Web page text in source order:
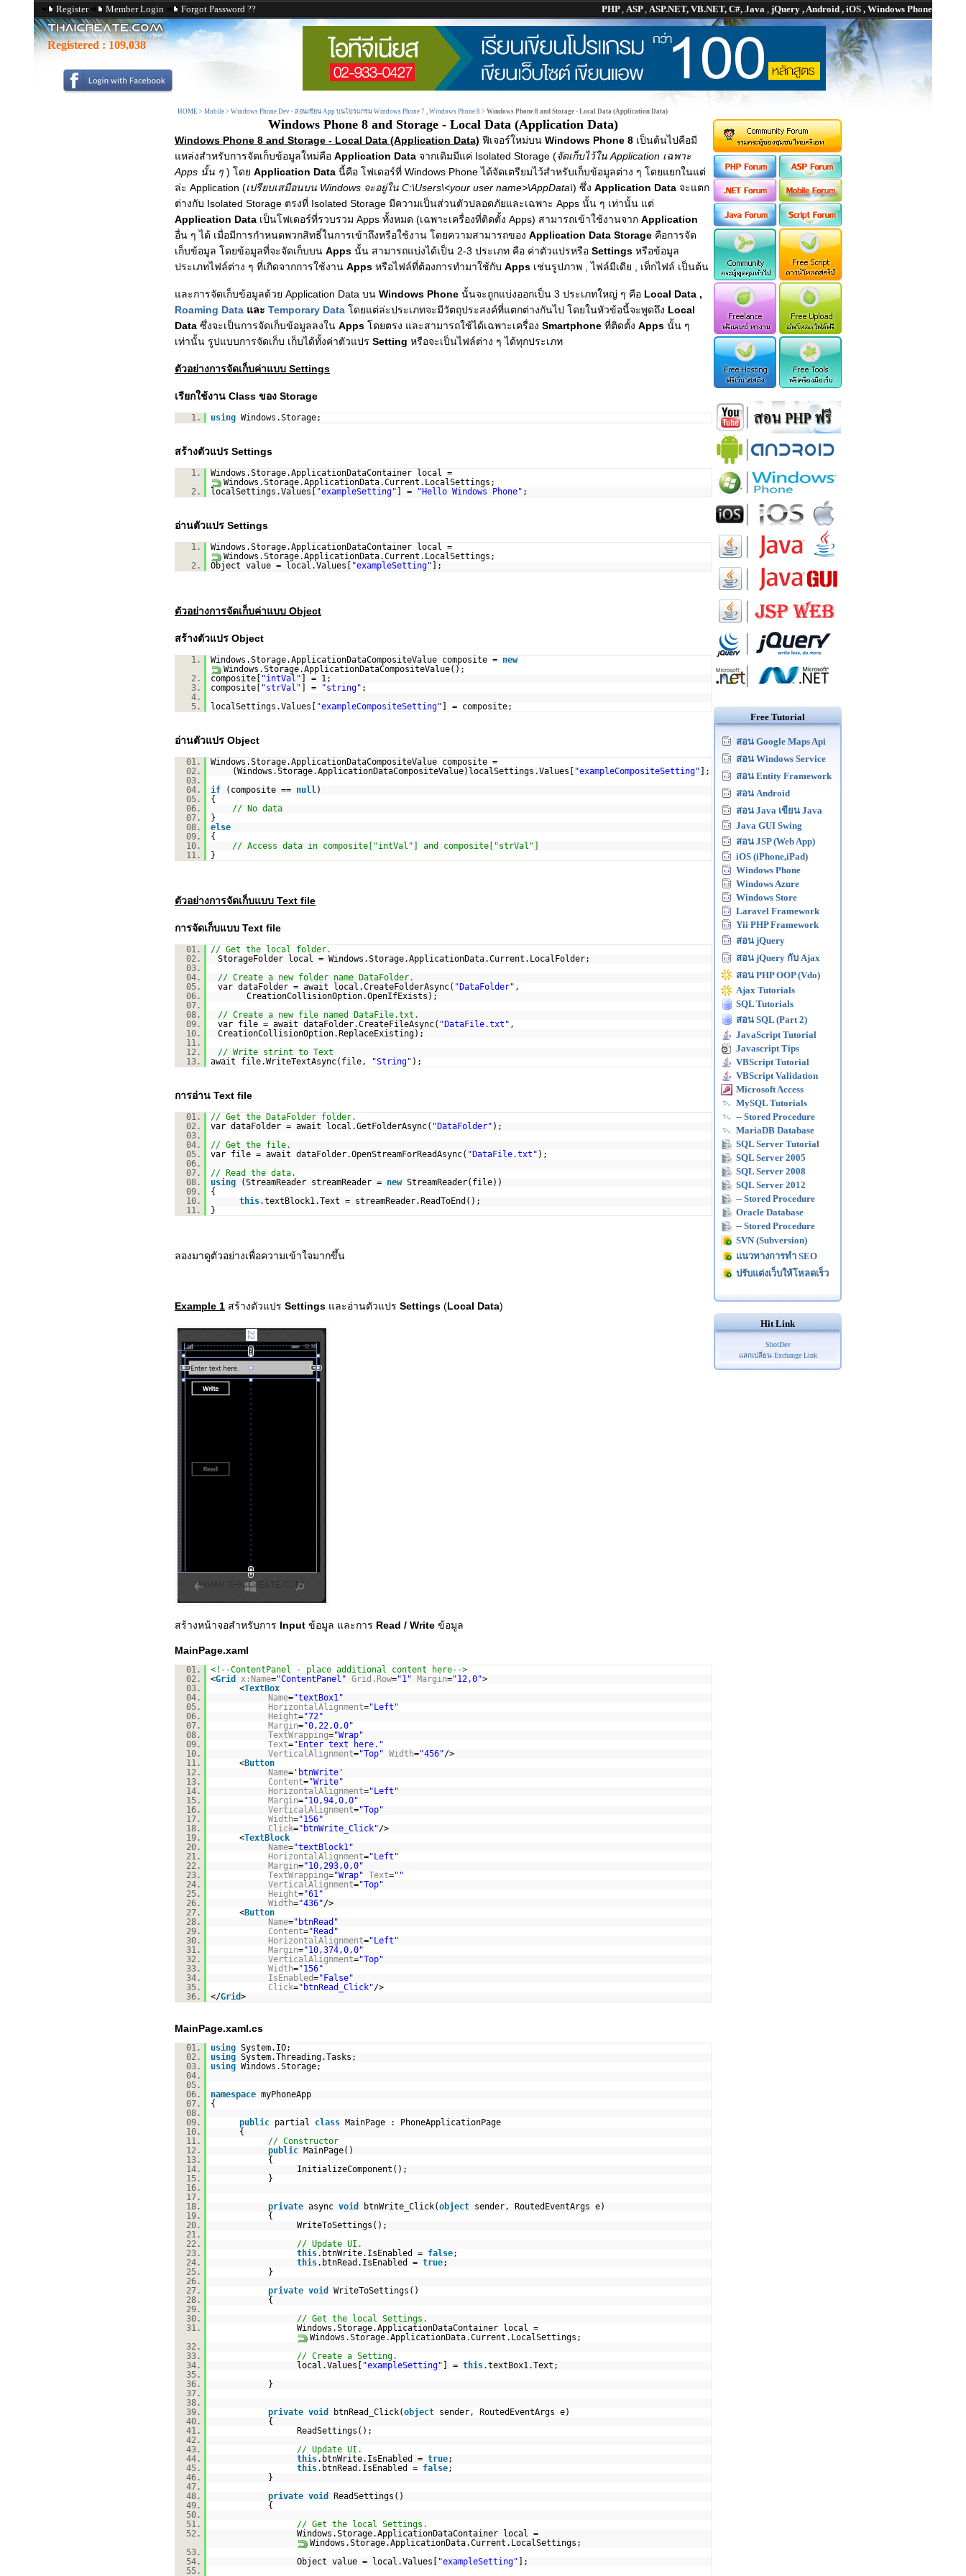
Register Member Login Forgot Password ?? PHP, ASP, ASP.NET, VB.NET, C#, Java , jQuery , Android , iOS , Windows Phone
Registered : 109,038
HOME > Mobile > Windows Phone Dev - สอนเขียน App บนโปรแกรม Windows Phone 7 , Windows Phone 8 > Windows Phone 8 and Storage - Local Data (Application Data)
Windows Phone 8 and Storage - Local Data (Application Data)
Windows Phone 8 and Storage - Local Data (Application Data) ฟีเจอร์ใหม่บน Windows Phone 8 เป็นต้นไปคือมี
แหล่งสำหรับการจัดเก็บข้อมูลใหม่คือ Application Data จากเดิมมีแค่ Isolated Storage (จัดเก็บไว้ใน Application เฉพาะ
Apps นั้น ๆ ) โดย Application Data นี้คือ โฟเดอร์ที่ Windows Phone ได้จัดเตรียมไว้สำหรับเก็บข้อมูลต่าง ๆ โดยแยกในแต่
ล่ะ Application (เปรียบเสมือนบน Windows จะอยู่ใน C:\Users\<your user name>\AppData\) ซึ่ง Application Data จะแตก
ต่างกับ Isolated Storage ตรงที่ Isolated Storage มีความเป็นส่วนตัวปลอดภัยและเฉพาะ Apps นั้น ๆ เท่านั้น แต่
Application Data เป็นโฟเดอร์ที่รวบรวม Apps ทั้งหมด (เฉพาะเครื่องที่ติดตั้ง Apps) สามารถเข้าใช้งานจาก Application
อื่น ๆ ได้ เมื่อมีการกำหนดพวกสิทธิ์ในการเข้าถึงหรือใช้งาน โดยความสามารถของ Application Data Storage คือการจัด
เก็บข้อมูล โดยข้อมูลที่จะจัดเก็บบน Apps นั้น สามารถแบ่งได้เป็น 2-3 ประเภท คือ ค่าตัวแปรหรือ Settings หรือข้อมูล
ประเภทไฟล์ต่าง ๆ ที่เกิดจากการใช้งาน Apps หรือไฟล์ที่ต้องการทำมาใช้กับ Apps เช่นรูปภาพ , ไฟล์มีเดีย , เท็กไฟล์ เป็นต้น
และการจัดเก็บข้อมูลด้วย Application Data บน Windows Phone นั้นจะถูกแบ่งออกเป็น 3 ประเภทใหญ่ ๆ คือ Local Data ,
Roaming Data และ Temporary Data โดยแต่ล่ะประเภทจะมีวัตถุประสงค์ที่แตกต่างกันไป โดยในหัวข้อนี้จะพูดถึง Local
Data ซึ่งจะเป็นการจัดเก็บข้อมูลลงใน Apps โดยตรง และสามารถใช้ได้เฉพาะเครื่อง Smartphone ที่ติดตั้ง Apps นั้น ๆ
เท่านั้น รูปแบบการจัดเก็บ เก็บได้ทั้งค่าตัวแปร Setting หรือจะเป็นไฟล์ต่าง ๆ ได้ทุกประเภท
ตัวอย่างการจัดเก็บค่าแบบ Settings
เรียกใช้งาน Class ของ Storage
1. using Windows.Storage;
สร้างตัวแปร Settings
1.
Windows.Storage.ApplicationDataContainer local =
Windows.Storage.ApplicationData.Current.LocalSettings;
2.
localSettings.Values[ "exampleSetting" ] = "Hello Windows Phone" ;
อ่านตัวแปร Settings
1.
Windows.Storage.ApplicationDataContainer local =
Windows.Storage.ApplicationData.Current.LocalSettings;
2.
Object value = local.Values[ "exampleSetting" ];
ตัวอย่างการจัดเก็บค่าแบบ Object
สร้างตัวแปร Object
1. Windows.Storage.ApplicationDataCompositeValue composite = new
Windows.Storage.ApplicationDataCompositeValue();
2.
composite[ "intVal" ] = 1;
3.
composite[ "strVal" ] = "string" ;
4.
5.
localSettings.Values[ "exampleCompositeSetting" ] = composite;
อ่านตัวแปร Object
01.
Windows.Storage.ApplicationDataCompositeValue composite =
02.
(Windows.Storage.ApplicationDataCompositeValue)localSettings.Values[ "exampleCompositeSetting" ];
03.
04.
if (composite == null)
05.
{
06.
// No data
07.
}
08.
else
09.
{
10.
// Access data in composite["intVal"] and composite["strVal"]
11.
}
ตัวอย่างการจัดเก็บแบบ Text file
การจัดเก็บแบบ Text file
01.
// Get the local folder.
02.
StorageFolder local = Windows.Storage.ApplicationData.Current.LocalFolder;
03.
04.
// Create a new folder name DataFolder.
05.
var dataFolder = await local.CreateFolderAsync( "DataFolder" ,
06.
CreationCollisionOption.OpenIfExists);
07.
08.
// Create a new file named DataFile.txt.
09.
var file = await dataFolder.CreateFileAsync( "DataFile.txt" ,
10.
CreationCollisionOption.ReplaceExisting);
11.
12.
// Write strint to Text
13.
await file.WriteTextAsync(file, "String" );
การอ่าน Text file
01.
// Get the DataFolder folder.
02.
var dataFolder = await local.GetFolderAsync( "DataFolder" );
03.
04.
// Get the file.
05.
var file = await dataFolder.OpenStreamForReadAsync( "DataFile.txt" );
06.
07.
// Read the data.
08.
using (StreamReader streamReader = new StreamReader(file))
09.
{
10.
this.textBlock1.Text = streamReader.ReadToEnd();
11.
}
ลองมาดูตัวอย่างเพื่อความเข้าใจมากขึ้น
Example 1 สร้างตัวแปร Settings และอ่านตัวแปร Settings (Local Data)
สร้างหน้าจอสำหรับการ Input ข้อมูล และการ Read / Write ข้อมูล
MainPage.xaml
01.
<!--ContentPanel - place additional content here-->
02.
<Grid x:Name="ContentPanel" Grid.Row="1" Margin="12,0">
03.
<TextBox
04.
Name="textBox1"
05.
HorizontalAlignment="Left"
06.
Height="72"
07.
Margin="0,22,0,0"
08.
TextWrapping="Wrap"
09.
Text="Enter text here."
10.
VerticalAlignment="Top" Width="456"/>
11.
<Button
12.
Name='btnWrite'
13.
Content="Write"
14.
HorizontalAlignment="Left"
15.
Margin="10,94,0,0"
16.
VerticalAlignment="Top"
17.
Width="156"
18.
Click="btnWrite_Click"/>
19.
<TextBlock
20.
Name="textBlock1"
21.
HorizontalAlignment="Left"
22.
Margin="10,293,0,0"
23.
TextWrapping="Wrap" Text=""
24.
VerticalAlignment="Top"
25.
Height="61"
26.
Width="436"/>
27.
<Button
28.
Name="btnRead"
29.
Content="Read"
30.
HorizontalAlignment="Left"
31.
Margin="10,374,0,0"
32.
VerticalAlignment="Top"
33.
Width="156"
34.
IsEnabled="False"
35.
Click="btnRead_Click"/>
36.
</Grid>
MainPage.xaml.cs
01. using System.IO;
02.
using System.Threading.Tasks;
03.
using Windows.Storage;
04.
05.
06.
namespace myPhoneApp
07.
{
08.
09.
public partial class
MainPage : PhoneApplicationPage
10.
{
11.
// Constructor
12.
public
MainPage()
13.
{
14.
InitializeComponent();
15.
}
16.
17.
18.
private async void btnWrite_Click(object
sender, RoutedEventArgs e)
19.
{
20.
WriteToSettings();
21.
22.
// Update UI.
23.
this.btnWrite.IsEnabled = false;
24.
this.btnRead.IsEnabled = true;
25.
}
26.
27.
private void
WriteToSettings()
28.
{
29.
30.
// Get the local Settings.
31.
Windows.Storage.ApplicationDataContainer local =
Windows.Storage.ApplicationData.Current.LocalSettings;
32.
33.
// Create a Setting.
34.
local.Values[ "exampleSetting" ] = this.textBox1.Text;
35.
36.
}
37.
38.
39.
private void btnRead_Click(object
sender, RoutedEventArgs e)
40.
{
41.
ReadSettings();
42.
43.
// Update UI.
44.
this.btnWrite.IsEnabled = true;
45.
this.btnRead.IsEnabled = false;
46.
}
47.
48.
private void
ReadSettings()
49.
{
50.
51.
// Get the local Settings.
52.
Windows.Storage.ApplicationDataContainer local =
Windows.Storage.ApplicationData.Current.LocalSettings;
53.
54.
Object value = local.Values[ "exampleSetting" ];
55.
Free Tutorial
สอน Google Maps Api
สอน Windows Service
สอน Entity Framework
สอน Android
สอน Java เขียน Java
Java GUI Swing
สอน JSP (Web App)
iOS (iPhone,iPad)
Windows Phone
Windows Azure
Windows Store
Laravel Framework
Yii PHP Framework
สอน jQuery
สอน jQuery กับ Ajax
สอน PHP OOP (Vdo)
Ajax Tutorials
SQL Tutorials
สอน SQL (Part 2)
JavaScript Tutorial
Javascript Tips
VBScript Tutorial
VBScript Validation
Microsoft Access
MySQL Tutorials
-- Stored Procedure
MariaDB Database
SQL Server Tutorial
SQL Server 2005
SQL Server 2008
SQL Server 2012
-- Stored Procedure
Oracle Database
-- Stored Procedure
SVN (Subversion)
แนวทางการทำ SEO
ปรับแต่งเว็บให้โหลดเร็ว
Hit Link
ShotDev
แลกเปลี่ยน Exchange Link